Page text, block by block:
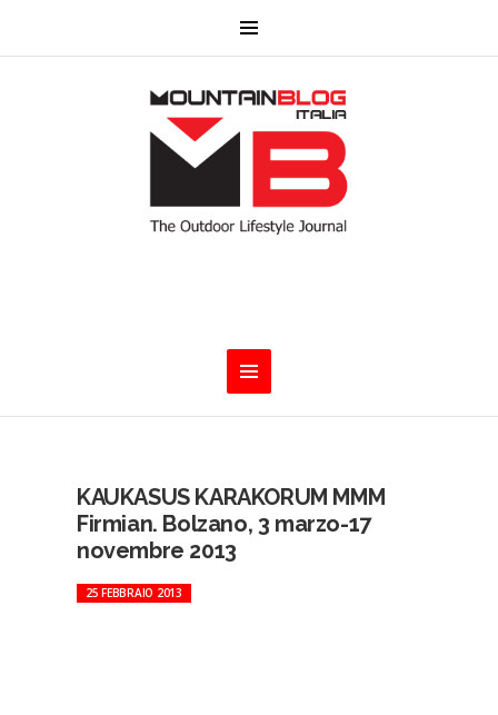
KAUKASUS KARAKORUM MMM
Firmian. Bolzano, 3 marzo-17
novembre 2013
25 FEBBRAIO 2013